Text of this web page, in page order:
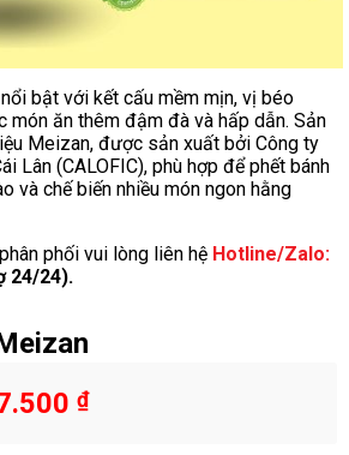
nổi bật với kết cấu mềm mịn, vị béo
món ăn thêm đậm đà và hấp dẫn. Sản
Meizan, được sản xuất bởi Công ty
Lân (CALOFIC), phù hợp để phết bánh
và chế biến nhiều món ngon hằng
phối vui lòng liên hệ Hotline/Zalo:
24/24).
₫